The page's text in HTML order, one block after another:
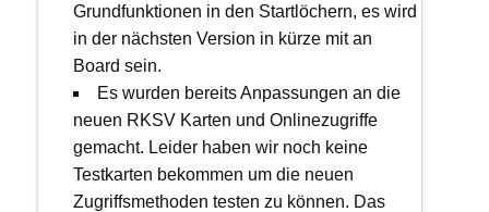
Grundfunktionen in den Startlöchern, es wird
in der nächsten Version in kürze mit an
Board sein.
Es wurden bereits Anpassungen an die
neuen RKSV Karten und Onlinezugriffe
gemacht. Leider haben wir noch keine
Testkarten bekommen um die neuen
Zugriffsmethoden testen zu können. Das